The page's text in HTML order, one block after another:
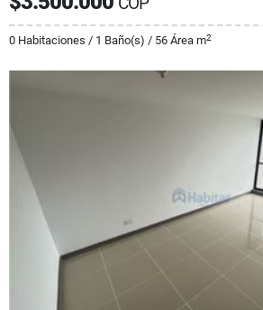
0 Habitaciones / 1 Baño(s) / 56 Área m2